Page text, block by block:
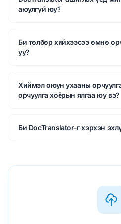
аюулгүй юу?
Би төлбөр хийхээсээ өмнө
уу?
Хиймэл оюун ухааны
орчуулга хоёрын ялгаа юу вэ?
Би DocTranslator-г хэрхэн